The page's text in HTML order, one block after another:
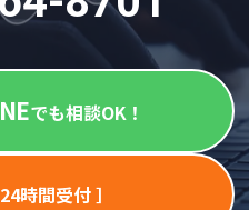
でも相談OK！
時間受付 ］